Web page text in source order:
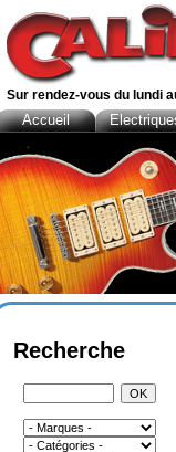
Recherche
Sur rendez-vous du lundi
Accueil